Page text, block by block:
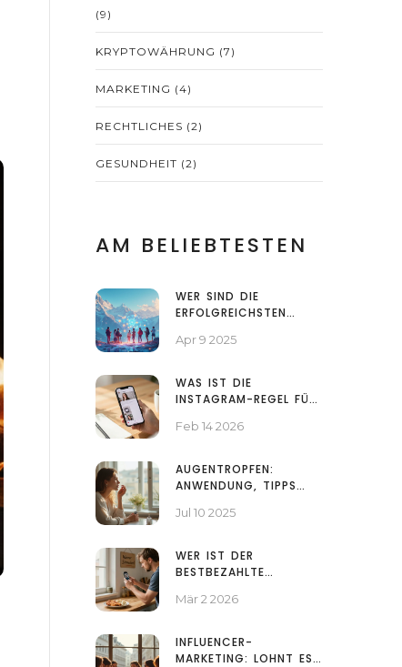
(9)
KRYPTOWÄHRUNG (7)
MARKETING (4)
RECHTLICHES (2)
GESUNDHEIT (2)
AM BELIEBTESTEN
WER SIND DIE
ERFOLGREICHSTEN
ÖSTERREICH?
Apr 9 2025
WAS IST DIE
INSTAGRAM-REGEL FÜR
Feb 14 2026
AUGENTROPFEN:
ANWENDUNG, TIPPS
WAS DU WISSEN MUSST
Jul 10 2025
WER IST DER
BESTBEZAHLTE
ÖSTERREICH?
Mär 2 2026
INFLUENCER-
MARKETING: LOHNT ES